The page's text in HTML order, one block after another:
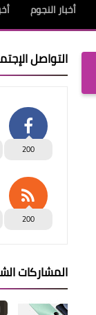
أخبار النجوم
التواصل
200
200
المشاركات